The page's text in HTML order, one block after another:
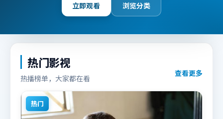
立即观看 浏览分类
热门影视
热播榜单，大家都在看
查看更多
热门